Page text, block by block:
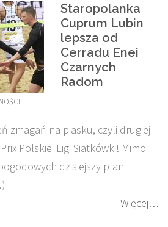
Staropolanka
Cuprum Lubin
lepsza od
Cerradu Enei
Czarnych
Radom
zmagań na piasku, czyli drugiej
Polskiej Ligi Siatkówki! Mimo
dzisiejszy plan
Więcej…